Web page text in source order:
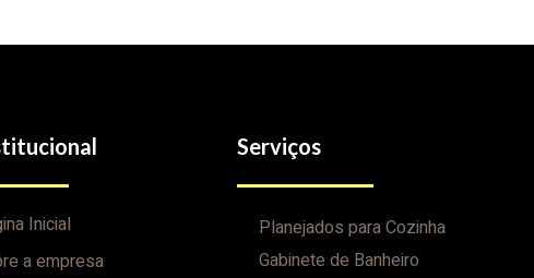
Inicial
a empresa
Serviços
Planejados para Cozinha
Gabinete de Banheiro